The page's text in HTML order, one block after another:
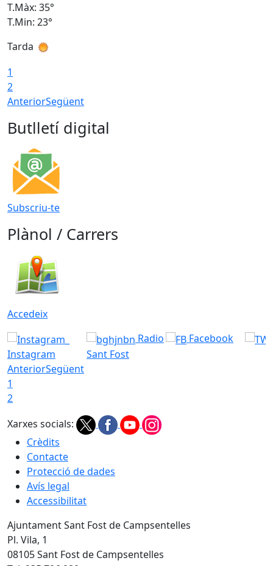
T.Màx: 35°
T.Min: 23°
Tarda
1
2
AnteriorSegüent
Butlletí digital
Subscriu-te
Plànol / Carrers
Accedeix
Instagram
Radio
Sant Fost
Facebook
AnteriorSegüent
1
2
Xarxes socials:
Crèdits
Contacte
Protecció de dades
Avís legal
Accessibilitat
Ajuntament Sant Fost de Campsentelles
Pl. Vila, 1
08105 Sant Fost de Campsentelles